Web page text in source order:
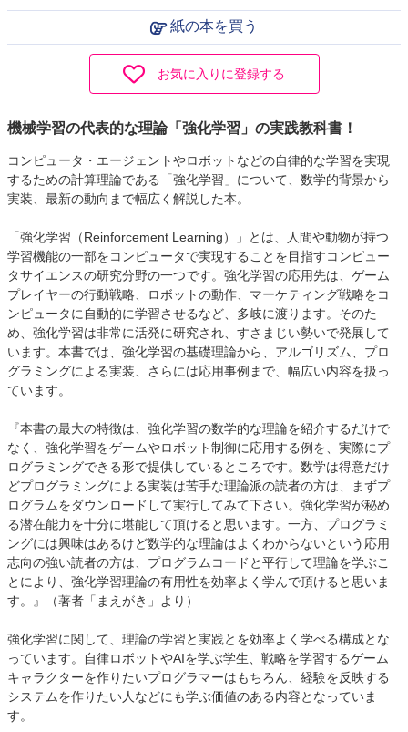
紙の本を買う
お気に入りに登録する
機械学習の代表的な理論「強化学習」の実践教科書！
コンピュータ・エージェントやロボットなどの自律的な学習を実現
するための計算理論である「強化学習」について、数学的背景から
実装、最新の動向まで幅広く解説した本。
「強化学習（Reinforcement Learning）」とは、人間や動物が持つ
学習機能の一部をコンピュータで実現することを目指すコンピュー
タサイエンスの研究分野の一つです。強化学習の応用先は、ゲーム
プレイヤーの行動戦略、ロボットの動作、マーケティング戦略をコ
ンピュータに自動的に学習させるなど、多岐に渡ります。そのた
め、強化学習は非常に活発に研究され、すさまじい勢いで発展して
います。本書では、強化学習の基礎理論から、アルゴリズム、プロ
グラミングによる実装、さらには応用事例まで、幅広い内容を扱っ
ています。
『本書の最大の特徴は、強化学習の数学的な理論を紹介するだけで
なく、強化学習をゲームやロボット制御に応用する例を、実際にプ
ログラミングできる形で提供しているところです。数学は得意だけ
どプログラミングによる実装は苦手な理論派の読者の方は、まずプ
ログラムをダウンロードして実行してみて下さい。強化学習が秘め
る潜在能力を十分に堪能して頂けると思います。一方、プログラミ
ングには興味はあるけど数学的な理論はよくわからないという応用
志向の強い読者の方は、プログラムコードと平行して理論を学ぶこ
とにより、強化学習理論の有用性を効率よく学んで頂けると思いま
す。』（著者「まえがき」より）
強化学習に関して、理論の学習と実践とを効率よく学べる構成とな
っています。自律ロボットやAIを学ぶ学生、戦略を学習するゲーム
キャラクターを作りたいプログラマーはもちろん、経験を反映する
システムを作りたい人などにも学ぶ価値のある内容となっていま
す。